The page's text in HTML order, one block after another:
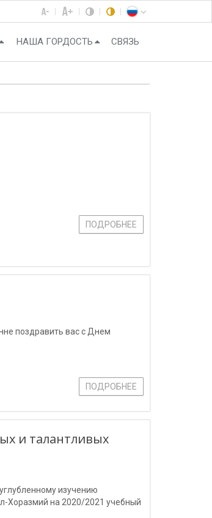
НАША ГОРДОСТЬ СВЯЗЬ
ПОДРОБНЕЕ
поздравить вас с Днем
ПОДРОБНЕЕ
и талантливых
изучению
Хоразмий на 2020/2021 учебный